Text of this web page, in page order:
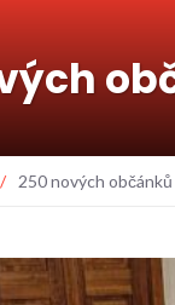
/ 250 nových